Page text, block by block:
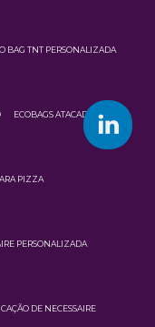
BAG TNT PERSONALIZADA
ECOBAGS ATACADO
PIZZA
PERSONALIZADA
DE NECESSAIRE